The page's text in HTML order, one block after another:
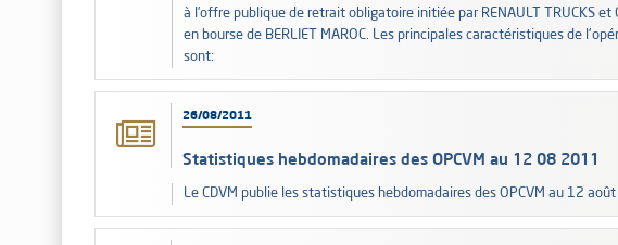
à l’offre publique de retrait obligatoire initiée par RENAULT TRUCKS
en bourse de BERLIET MAROC. Les principales caractéristiques de
sont:
26/08/2011
Statistiques hebdomadaires des OPCVM au 12 08 2011
Le CDVM publie les statistiques hebdomadaires des OPCVM au 12